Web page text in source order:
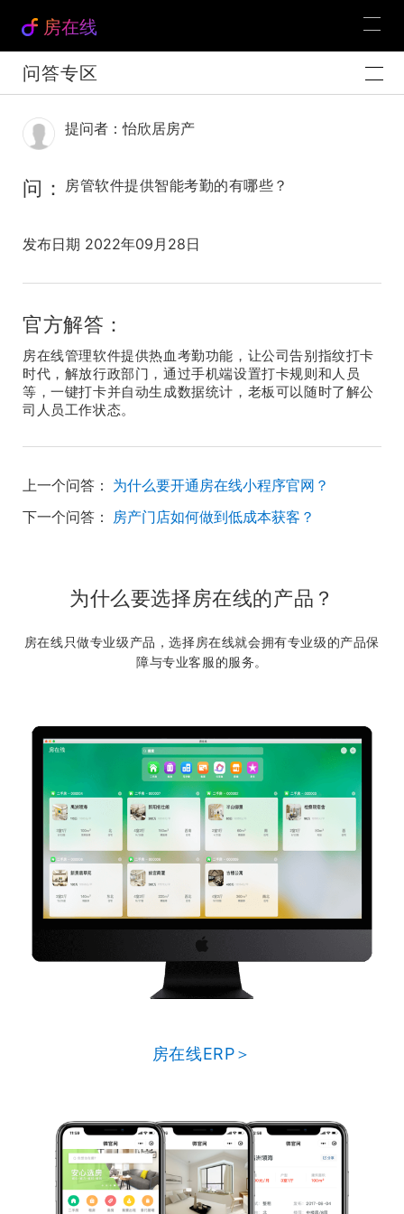
房在线
问答专区
提问者：怡欣居房产
问： 房管软件提供智能考勤的有哪些？
发布日期 2022年09月28日
官方解答：
房在线管理软件提供热血考勤功能，让公司告别指纹打卡
时代，解放行政部门，通过手机端设置打卡规则和人员
等，一键打卡并自动生成数据统计，老板可以随时了解公
司人员工作状态。
上一个问答： 为什么要开通房在线小程序官网？
下一个问答： 房产门店如何做到低成本获客？
为什么要选择房在线的产品？
房在线只做专业级产品，选择房在线就会拥有专业级的产品保
障与专业客服的服务。
房在线ERP＞